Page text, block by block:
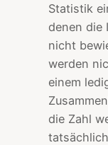
Statistik
denen die
nicht
werden
einem
die Zahl